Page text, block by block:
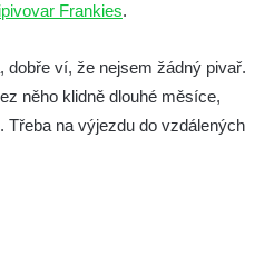
Frankies.
dobře ví, že nejsem žádný pivař.
něho klidně dlouhé měsíce,
Třeba na výjezdu do vzdálených